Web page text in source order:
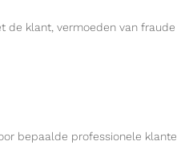
de klant, vermoeden van
bepaalde professionele